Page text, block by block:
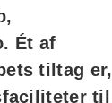
Ét af
tiltag er,
til